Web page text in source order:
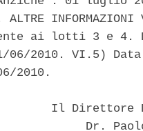
ALTRE
ai lotti 3 e 4.
06/2010. VI.5)
2010.
Il
Dr.